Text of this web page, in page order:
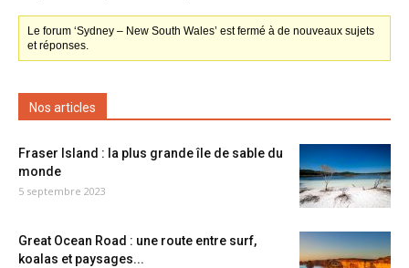
Le forum ‘Sydney – New South Wales’ est fermé à de nouveaux sujets
et réponses.
Nos articles
Fraser Island : la plus grande île de sable du
monde
5 septembre 2023
Great Ocean Road : une route entre surf,
koalas et paysages...